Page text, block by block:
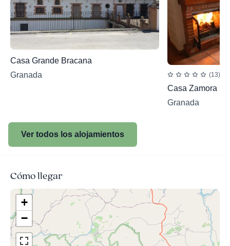
Casa Grande Bracana
Granada
(13)
Casa Zamora
Granada
Ver todos los alojamientos
Cómo llegar
+
−